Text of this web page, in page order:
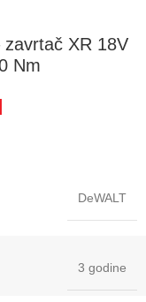
zavrtač XR 18V
Nm
DeWALT
3 godine